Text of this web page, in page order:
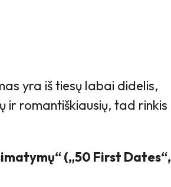
yra iš tiesų labai didelis,
ir romantiškiausių, tad rinkis
(„50 First Dates“,